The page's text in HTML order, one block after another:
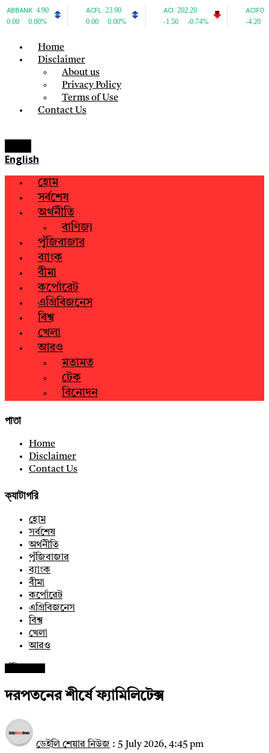
Home
Disclaimer
About us
Privacy Policy
Terms of Use
Contact Us
English
হোম
সর্বশেষ
অর্থনীতি
বাণিজ্য
পুঁজিবাজার
ব্যাংক
বীমা
কর্পোরেট
এগ্রিবিজনেস
বিশ্ব
খেলা
আরও
মতামত
টেক
বিনোদন
পাতা
Home
Disclaimer
Contact Us
ক্যাটাগরি
হোম
সর্বশেষ
অর্থনীতি
পুঁজিবাজার
ব্যাংক
বীমা
কর্পোরেট
এগ্রিবিজনেস
বিশ্ব
খেলা
আরও
দরপতনের শীর্ষে ফ্যামিলিটেক্স
ডেইলি শেয়ার নিউজ : 5 July 2026, 4:45 pm